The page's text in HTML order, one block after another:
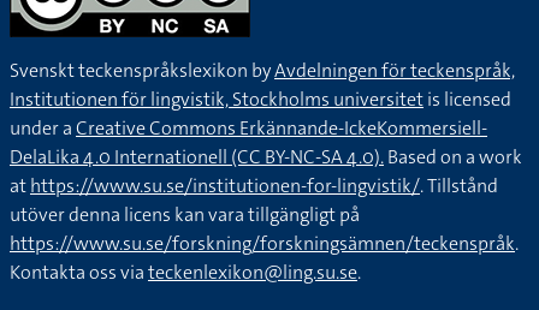
Svenskt teckenspråkslexikon byAvdelningen för teckenspråk,
Institutionen för lingvistik, Stockholms universitetis licensed
under aCreative Commons Erkännande-IckeKommersiell-
DelaLika 4.0 Internationell (CC BY-NC-SA 4.0).Based on a work
athttps://www.su.se/institutionen-for-lingvistik/. Tillstånd
utöver denna licens kan vara tillgängligt på
https://www.su.se/forskning/forskningsämnen/teckenspråk.
Kontakta oss viateckenlexikon@ling.su.se.